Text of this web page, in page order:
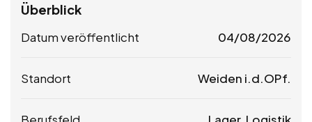
Überblick
Datum veröffentlicht 04/08/2026
Standort Weiden i.d.OPf.
Berufsfeld Lager, Logistik